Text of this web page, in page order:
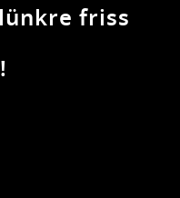
friss